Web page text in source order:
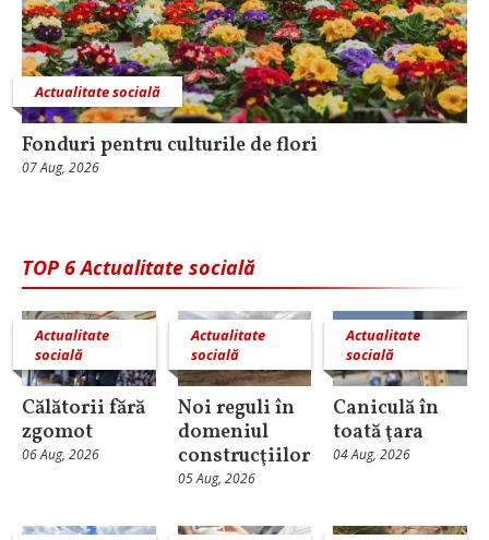
Actualitate socială
Fonduri pentru culturile de flori
07 Aug, 2026
TOP 6 Actualitate socială
Actualitate
socială
Călătorii fără
zgomot
06 Aug, 2026
Actualitate
socială
Noi reguli în
domeniul
construcţiilor
05 Aug, 2026
Actualitate
socială
Caniculă în
toată ţara
04 Aug, 2026